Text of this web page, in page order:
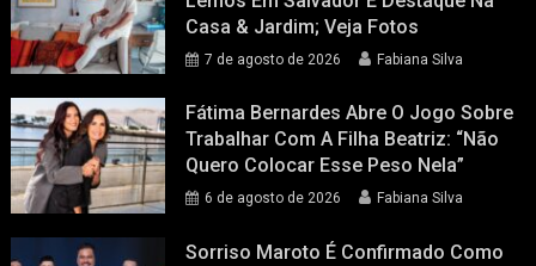
Casa & Jardim; Veja Fotos
7 de agosto de 2026 Fabiana Silva
Fátima Bernardes Abre O Jogo Sobre
Trabalhar Com A Filha Beatriz: “Não
Quero Colocar Esse Peso Nela”
6 de agosto de 2026 Fabiana Silva
Sorriso Maroto É Confirmado Como